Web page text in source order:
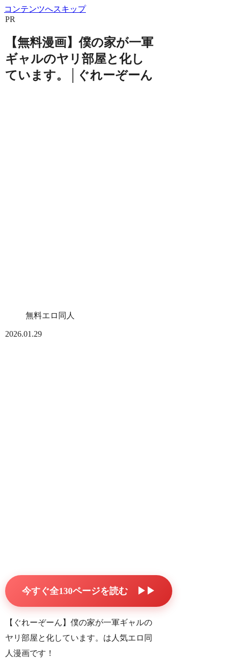
コンテンツへスキップ
PR
【無料漫画】僕の家が一軍
ギャルのヤリ部屋と化し
ています。│ぐれーぞーん
無料エロ同人
2026.01.29
今すぐ全130ページを読む ▶▶
【ぐれーぞーん】僕の家が一軍ギャルの
ヤリ部屋と化しています。は人気エロ同
人漫画です！